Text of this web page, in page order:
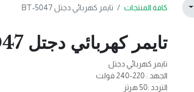
كافة المنتجات تايمر كهربائي دجتل BT-5047
تايمر كهربائي دجتل BT-5047
تايمر كهربائي دجتل
الجهد : 220-240 فولت
التردد :50 هرتز